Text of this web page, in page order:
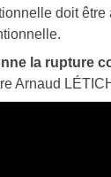
doit être
la rupture
Arnaud